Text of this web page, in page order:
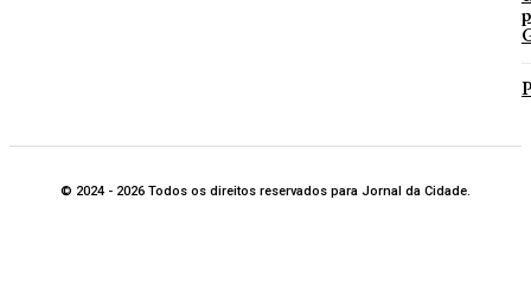
© 2024 - 2026 Todos os direitos reservados para Jornal da Cidade.